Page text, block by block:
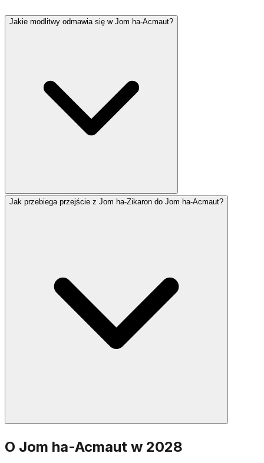
Jakie modlitwy odmawia się w Jom ha-Acmaut?
Jak przebiega przejście z Jom ha-Zikaron do Jom ha-Acmaut?
Po zmroku w Jom ha-Zikaron ceremonia na Górze
Herzla wyznacza moment przejścia. Płomienie
O Jom ha-Acmaut w 2028